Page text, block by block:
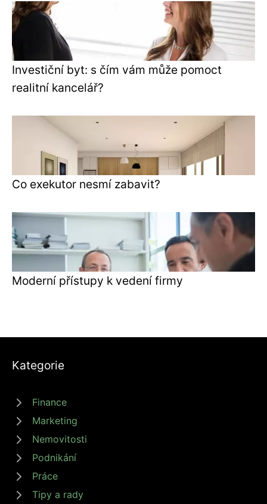
Investiční byt: s čím vám může pomoct
realitní kancelář?
Co exekutor nesmí zabavit?
Moderní přístupy k vedení firmy
Kategorie
Finance
Marketing
Nemovitosti
Podnikání
Práce
Tipy a rady